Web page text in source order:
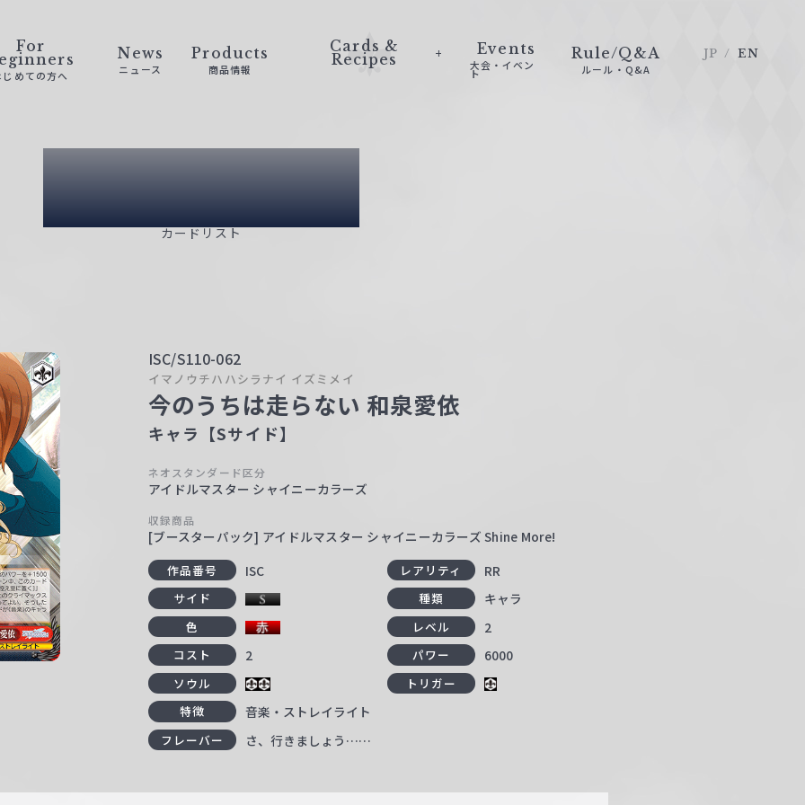
For
じめての方へ
News
ニュース
Products
商品情報
Cards &
Recipes
Events
大会・イベン
ト
Rule/Q&A
ルール・Q&A
JP EN
Card List
カードリスト
ISC/S110-062
イマノウチハハシラナイ イズミメイ
今のうちは走らない 和泉愛依
キャラ【Sサイド】
ネオスタンダード区分
アイドルマスター シャイニーカラーズ
収録商品
[ブースターパック] アイドルマスター シャイニーカラーズ Shine More!
作品番号 ISC レアリティ RR
サイド 種類 キャラ
色 レベル 2
コスト 2 パワー 6000
ソウル
トリガー
特徴
音楽・ストレイライト
フレーバー さ、行きましょう……